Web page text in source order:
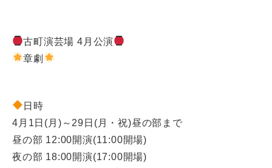
古町演芸場 4月公演
章劇
日時
4月1日(月)～29日(月・祝)昼の部まで
昼の部 12:00開演(11:00開場)
夜の部 18:00開演(17:00開場)